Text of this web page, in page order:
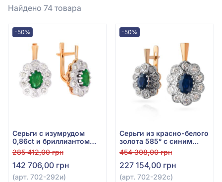
Найдено 74 товара
-50%
Серьги с изумрудом
0,86ct и бриллиантом
0,42ct из красно-белого
золота 585°, арт. 702-
292и
285 412,00 грн
142 706,00 грн
(арт. 702-292и)
-50%
Серьги из красно-белого
золота 585° с синим
сапфиром 2ct и
бриллиантом 0,61ct, арт.
702-292с
454 308,00 грн
227 154,00 грн
(арт. 702-292с)